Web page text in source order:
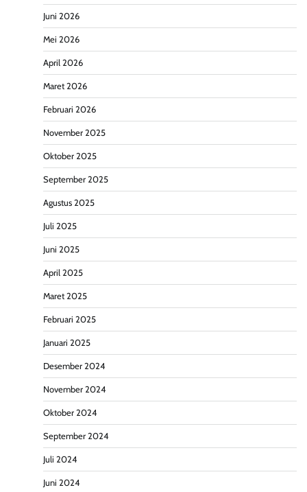
Juni 2026
Mei 2026
April 2026
Maret 2026
Februari 2026
November 2025
Oktober 2025
September 2025
Agustus 2025
Juli 2025
Juni 2025
April 2025
Maret 2025
Februari 2025
Januari 2025
Desember 2024
November 2024
Oktober 2024
September 2024
Juli 2024
Juni 2024